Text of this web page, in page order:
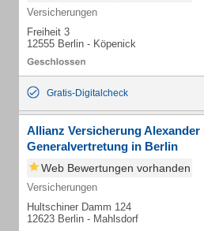
Versicherungen
Freiheit 3
12555 Berlin - Köpenick
Gratis-Digitalcheck
Allianz Versicherung Alexander
Generalvertretung in Berlin
Web Bewertungen vorhanden
Versicherungen
Hultschiner Damm 124
12623 Berlin - Mahlsdorf